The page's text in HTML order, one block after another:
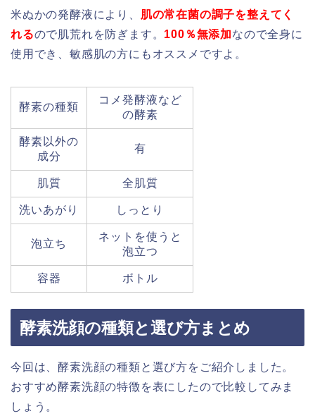
米ぬかの発酵液により、 肌の常在菌の調子を整えてく
れるので肌荒れを防ぎます。 100％無添加なので全身に
使用でき、敏感肌の方にもオススメですよ。
酵素の種類
コメ発酵液など
の酵素
酵素以外の
成分
有
肌質 全肌質
洗いあがり しっとり
泡立ち
ネットを使うと
泡立つ
容器 ボトル
酵素洗顔の種類と選び方まとめ
今回は、酵素洗顔の種類と選び方をご紹介しました。
おすすめ酵素洗顔の特徴を表にしたので比較してみま
しょう。